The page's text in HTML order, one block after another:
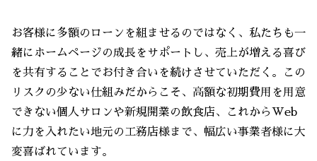
お客様に多額のローンを組ませるのではなく、私たちも一
緒にホームページの成長をサポートし、売上が増える喜び
を共有することでお付き合いを続けさせていただく。この
リスクの少ない仕組みだからこそ、高額な初期費用を用意
できない個人サロンや新規開業の飲食店、これからWeb
に力を入れたい地元の工務店様まで、幅広い事業者様に大
変喜ばれています。